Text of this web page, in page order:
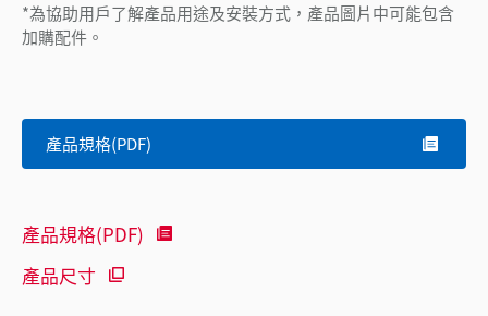
*為協助用戶了解產品用途及安裝方式，產品圖片中可能包含
加購配件。
產品規格(PDF)
產品規格(PDF)
產品尺寸